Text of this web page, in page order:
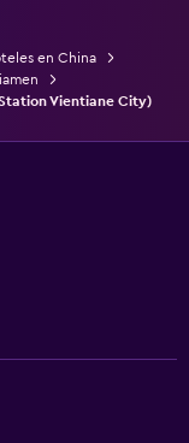
en China
Vientiane City)